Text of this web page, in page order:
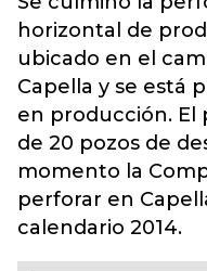
horizontal de
ubicado en el
Capella y se está
en producción. El
de 20 pozos de
momento la
perforar en
calendario 2014.